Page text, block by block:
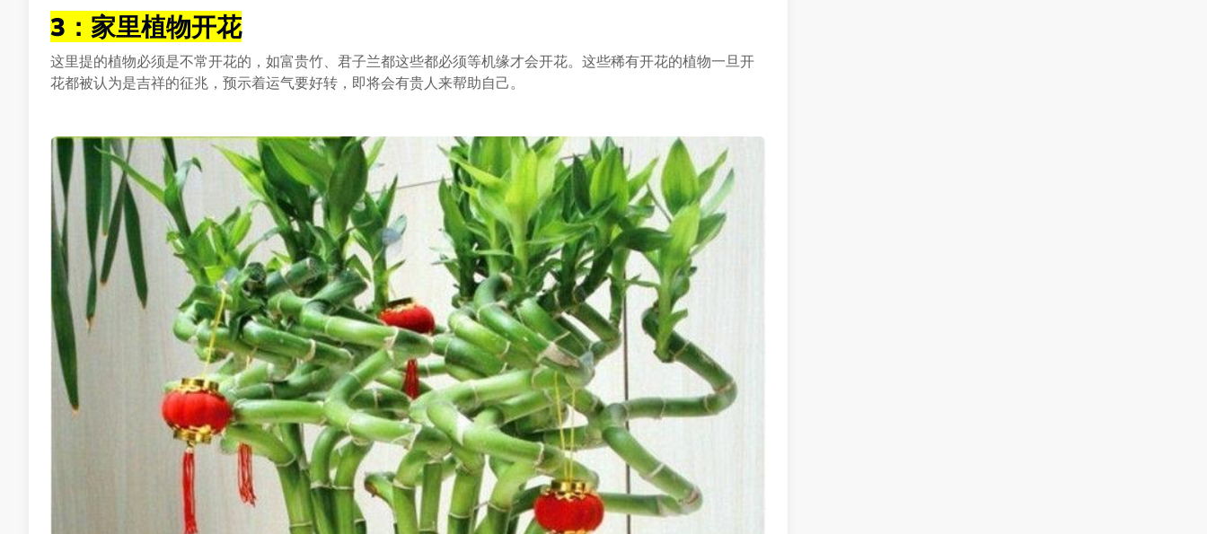
3：家里植物开花
这里提的植物必须是不常开花的，如富贵竹、君子兰都这些都必须等机缘才会开花。这些稀有开花的植物一旦开
花都被认为是吉祥的征兆，预示着运气要好转，即将会有贵人来帮助自己。